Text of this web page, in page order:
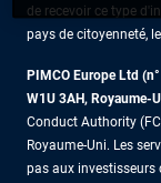
de recevoir ce type
pays de citoyenneté,
PIMCO Europe Ltd
W1U 3AH, Royaume-
Conduct Authority
Royaume-Uni. Les
pas aux investisseurs